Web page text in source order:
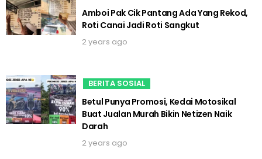
Amboi Pak Cik Pantang Ada Yang Rekod,
Roti Canai Jadi Roti Sangkut
2 years ago
BERITA SOSIAL
Betul Punya Promosi, Kedai Motosikal
Buat Jualan Murah Bikin Netizen Naik
Darah
2 years ago